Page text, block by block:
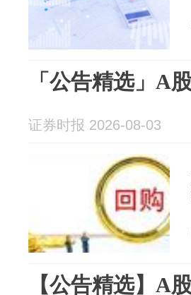
「公告精选」A
证券时报 2026-08-03
【公告精选】A